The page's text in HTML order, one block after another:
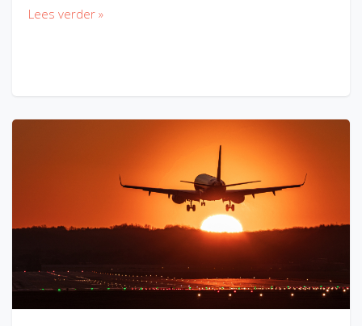
Lees verder »